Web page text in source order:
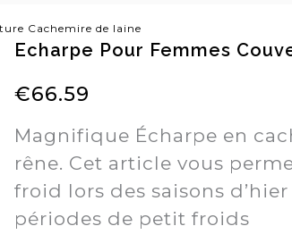
Cachemire de laine
Echarpe Pour Femmes
€66.59
Magnifique Écharpe en
rêne. Cet article vous
froid lors des saisons
périodes de petit froids